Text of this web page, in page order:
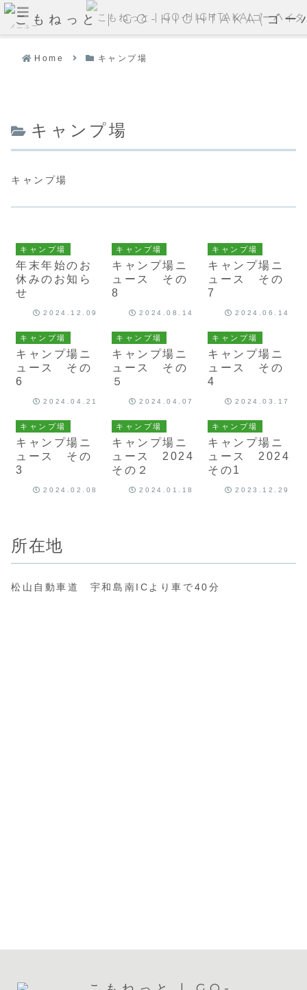
Home キャンプ場
キャンプ場
キャンプ場
キャンプ場
年末年始のお
休みのお知ら
せ
2024.12.09
キャンプ場
キャンプ場ニ
ュース その
8
2024.08.14
キャンプ場
キャンプ場ニ
ュース その
7
2024.06.14
キャンプ場
キャンプ場ニ
ュース その
6
2024.04.21
キャンプ場
キャンプ場ニ
ュース その
５
2024.04.07
キャンプ場
キャンプ場ニ
ュース その
4
2024.03.17
キャンプ場
キャンプ場ニ
ュース その
3
2024.02.08
キャンプ場
キャンプ場ニ
ュース 2024
その２
2024.01.18
キャンプ場
キャンプ場ニ
ュース 2024
その1
2023.12.29
所在地
松山自動車道 宇和島南ICより車で40分
メニュー